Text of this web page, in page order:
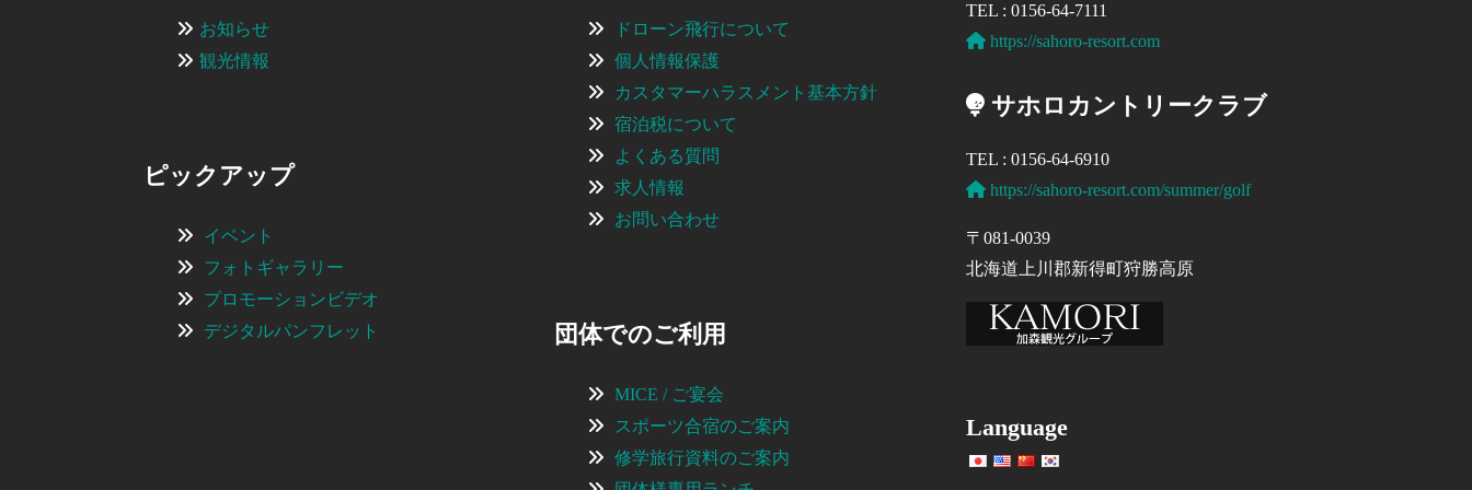
お知らせ
観光情報
ピックアップ
イベント
フォトギャラリー
プロモーションビデオ
デジタルパンフレット
ドローン飛行について
個人情報保護
カスタマーハラスメント基本方針
宿泊税について
よくある質問
求人情報
お問い合わせ
団体でのご利用
MICE / ご宴会
スポーツ合宿のご案内
修学旅行資料のご案内
TEL : 0156-64-7111
https://sahoro-resort.com
サホロカントリークラブ
TEL : 0156-64-6910
https://sahoro-resort.com/summer/golf
〒081-0039
北海道上川郡新得町狩勝高原
Language